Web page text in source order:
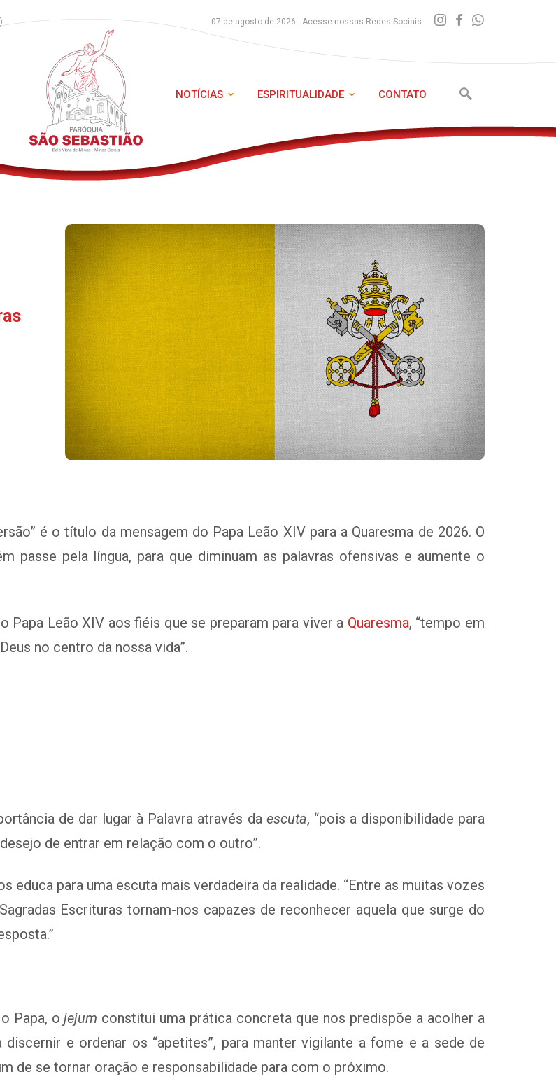
07 de agosto de 2026 . Acesse nossas Redes Sociais
NOTÍCIAS ESPIRITUALIDADE CONTATO
é o título da mensagem do Papa Leão XIV para a Quaresma de 2026. O
passe pela língua, para que diminuam as palavras ofensivas e aumente o
Papa Leão XIV aos fiéis que se preparam para viver a Quaresma, “tempo em
no centro da nossa vida”.
de dar lugar à Palavra através da escuta, “pois a disponibilidade para
de entrar em relação com o outro”.
educa para uma escuta mais verdadeira da realidade. “Entre as muitas vozes
Escrituras tornam-nos capazes de reconhecer aquela que surge do
o Papa, ojejum constitui uma prática concreta que nos predispõe a acolher a
e ordenar os “apetites”, para manter vigilante a fome e a sede de
de se tornar oração e responsabilidade para com o próximo.